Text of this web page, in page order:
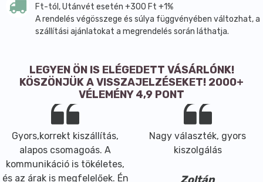
Ft-tól, Utánvét esetén +300 Ft +1%
A rendelés végösszege és súlya függvényében változhat, a
szállítási ajánlatokat a megrendelés során láthatja.
LEGYEN ÖN IS ELÉGEDETT VÁSÁRLÓNK!
KÖSZÖNJÜK A VISSZAJELZÉSEKET! 2000+
VÉLEMÉNY 4,9 PONT
Gyors,korrekt kiszállítás,
alapos csomagoás. A
kommunikáció is tökéletes,
és az árak is megfelelőek. Én
Nagy választék, gyors
kiszolgálás